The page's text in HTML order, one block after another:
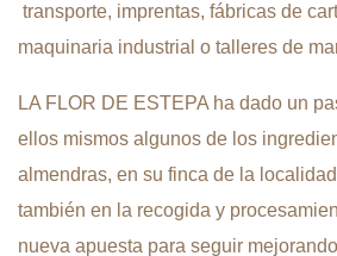
transporte, imprentas, fábricas de
maquinaria industrial o talleres de
LA FLOR DE ESTEPA ha dado un
ellos mismos algunos de los
almendras, en su finca de la
también en la recogida y
nueva apuesta para seguir